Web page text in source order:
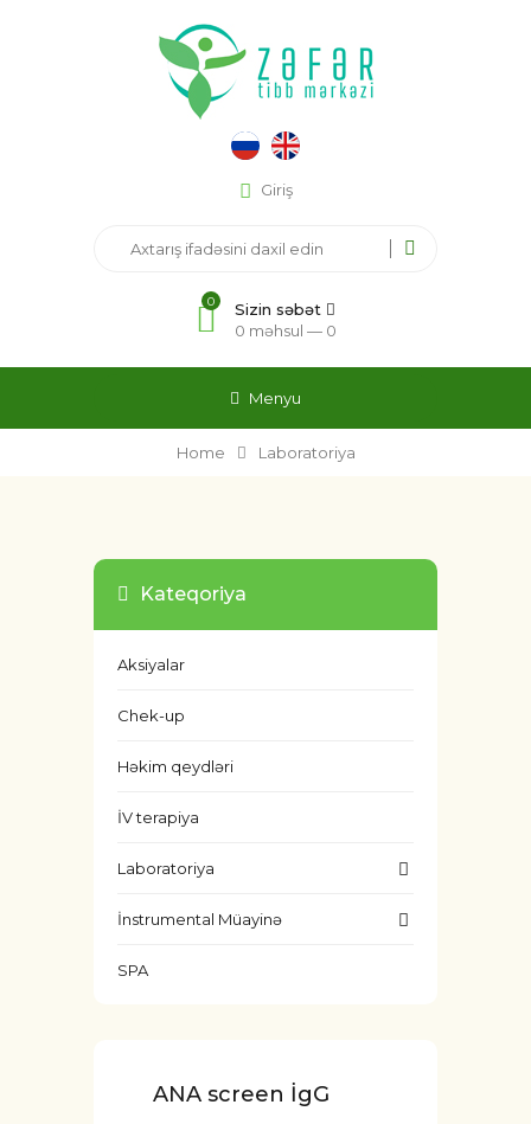
Giriş
0
Sizin səbət
0 məhsul — 0
Menyu
Home Laboratoriya
Kateqoriya
Aksiyalar
Chek-up
Həkim qeydləri
İV terapiya
Laboratoriya
İnstrumental Müayinə
SPA
ANA screen İgG